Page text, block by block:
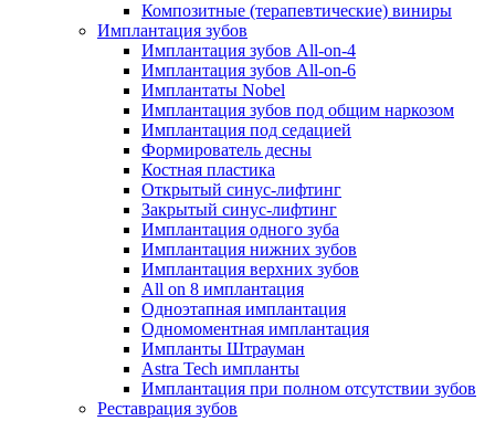
Композитные (терапевтические) виниры
Имплантация зубов
Имплантация зубов All-on-4
Имплантация зубов All-on-6
Имплантаты Nobel
Имплантация зубов под общим наркозом
Имплантация под седацией
Формирователь десны
Костная пластика
Открытый синус-лифтинг
Закрытый синус-лифтинг
Имплантация одного зуба
Имплантация нижних зубов
Имплантация верхних зубов
All on 8 имплантация
Одноэтапная имплантация
Одномоментная имплантация
Импланты Штрауман
Astra Tech импланты
Имплантация при полном отсутствии зубов
Реставрация зубов